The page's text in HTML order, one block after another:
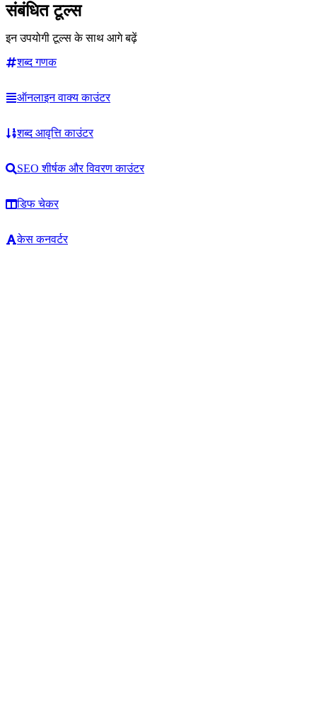
संबंधित टूल्स
इन उपयोगी टूल्स के साथ आगे बढ़ें
शब्द गणक
ऑनलाइन वाक्य काउंटर
शब्द आवृत्ति काउंटर
SEO शीर्षक और विवरण काउंटर
डिफ चेकर
केस कनवर्टर